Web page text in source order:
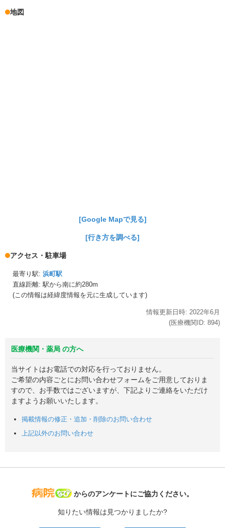
地図
[Google Mapで見る]
[行き方を調べる]
アクセス・駐車場
最寄り駅: 浜町駅
直線距離: 駅から南に約280m
(この情報は経緯度情報を元に生成しています)
情報更新日時: 2022年6月
(医療機関ID: 894)
医療機関・薬局 の方へ
当サイトはお電話での対応を行っておりません。
ご希望の内容ごとにお問い合わせフォームをご用意しておりま
すので、お手数ではございますが、下記よりご連絡をいただけ
ますようお願いいたします。
掲載情報の修正・追加・削除のお問い合わせ
上記以外のお問い合わせ
病院なび
からのアンケートにご協力ください。
知りたい情報は見つかりましたか?